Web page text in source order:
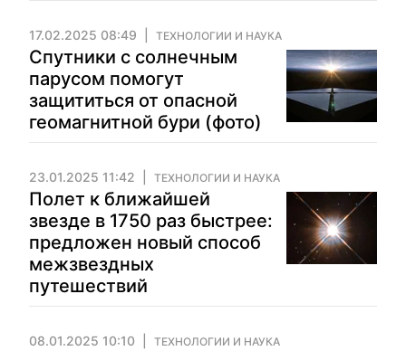
17.02.2025 08:49 ТЕХНОЛОГИИ И НАУКА
Спутники с солнечным
парусом помогут
защититься от опасной
геомагнитной бури (фото)
23.01.2025 11:42 ТЕХНОЛОГИИ И НАУКА
Полет к ближайшей
звезде в 1750 раз быстрее:
предложен новый способ
межзвездных
путешествий
08.01.2025 10:10 ТЕХНОЛОГИИ И НАУКА